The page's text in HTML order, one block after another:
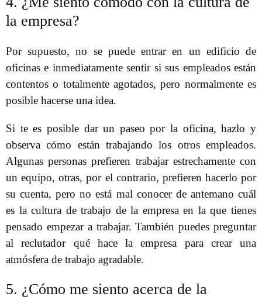
la empresa?
Por supuesto, no se puede entrar en un edificio de
oficinas e inmediatamente sentir si sus empleados están
contentos o totalmente agotados, pero normalmente es
posible hacerse una idea.
Si te es posible dar un paseo por la oficina, hazlo y
observa cómo están trabajando los otros empleados.
Algunas personas prefieren trabajar estrechamente con
un equipo, otras, por el contrario, prefieren hacerlo por
su cuenta, pero no está mal conocer de antemano cuál
es la cultura de trabajo de la empresa en la que tienes
pensado empezar a trabajar. También puedes preguntar
al reclutador qué hace la empresa para crear una
atmósfera de trabajo agradable.
5. ¿Cómo me siento acerca de la